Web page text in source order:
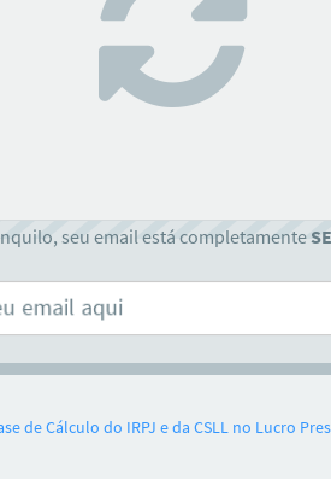
seu email está completamente
de Cálculo do IRPJ e da CSLL no Lucro